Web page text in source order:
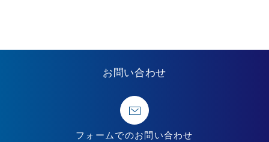
お問い合わせ
フォームでのお問い合わせ